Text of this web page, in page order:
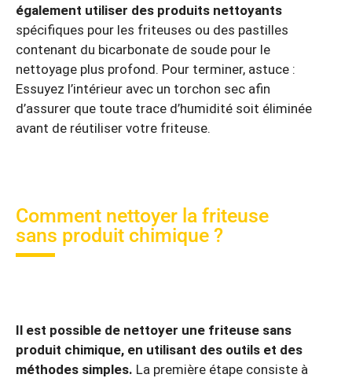
également utiliser des produits nettoyants
spécifiques pour les friteuses ou des pastilles
contenant du bicarbonate de soude pour le
nettoyage plus profond. Pour terminer, astuce :
Essuyez l’intérieur avec un torchon sec afin
d’assurer que toute trace d’humidité soit éliminée
avant de réutiliser votre friteuse.
Comment nettoyer la friteuse
sans produit chimique ?
Il est possible de nettoyer une friteuse sans
produit chimique, en utilisant des outils et des
méthodes simples. La première étape consiste à